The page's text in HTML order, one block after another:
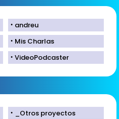
andreu
Mis Charlas
VideoPodcaster
_Otros proyectos